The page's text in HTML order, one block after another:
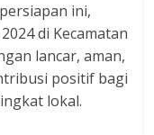
ini,
di Kecamatan
lancar, aman,
positif bagi
lokal.